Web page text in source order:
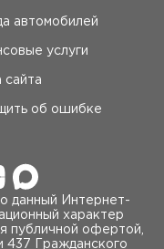
автомобилей
услуги
сайта
об ошибке
данный Интернет-
характер
публичной офертой,
437 Гражданского